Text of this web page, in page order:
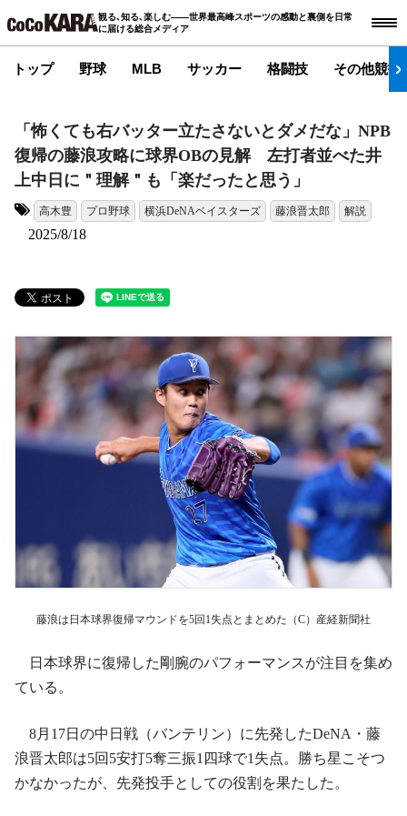
観る､知る､楽しむ――世界最高峰スポーツの感動と裏側を日常
に届ける総合メディア
トップ 野球 MLB サッカー 格闘技 その他競技
「怖くても右バッター立たさないとダメだな」NPB
復帰の藤浪攻略に球界OBの見解 左打者並べた井
上中日に＂理解＂も「楽だったと思う」
高木豊 プロ野球 横浜DeNAベイスターズ 藤浪晋太郎 解説
2025/8/18
藤浪は日本球界復帰マウンドを5回1失点とまとめた（C）産経新聞社
日本球界に復帰した剛腕のパフォーマンスが注目を集め
ている。
8月17日の中日戦（バンテリン）に先発したDeNA・藤
浪晋太郎は5回5安打5奪三振1四球で1失点。勝ち星こそつ
かなかったが、先発投手としての役割を果たした。